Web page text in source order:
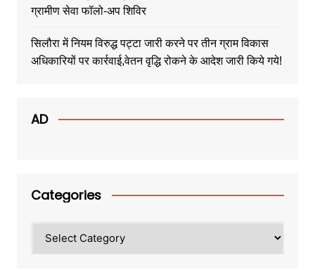
ग्रामीण सेवा फॉलो-अप शिविर
सिलौरा में नियम विरुद्ध पट्टा जारी करने पर तीन ग्राम विकास
अधिकारियों पर कार्रवाई,वेतन वृद्धि रोकने के आदेश जारी किये गये!
AD
Categories